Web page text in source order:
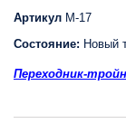
Артикул M-17
Состояние: Новый
Переходник-